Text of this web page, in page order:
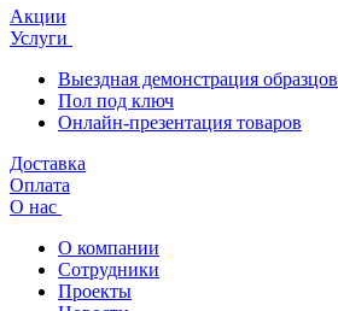
Акции
Услуги
Выездная демонстрация образцов
Пол под ключ
Онлайн-презентация товаров
Доставка
Оплата
О нас
О компании
Сотрудники
Проекты